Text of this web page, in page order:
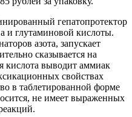
гепатопротектор
и глутаминовой кислоты.
азота, запускает
сказывается на
кислота выводит аммиак
свойствах
в таблетированной форме
не имеет выраженных